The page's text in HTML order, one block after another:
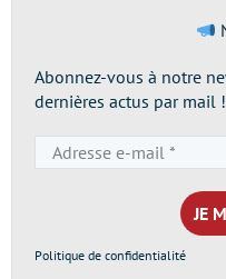
Abonnez-vous à notre
dernières actus par mail !
Politique de confidentialité